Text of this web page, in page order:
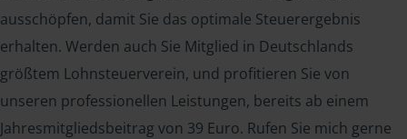
ausschöpfen, damit Sie das optimale Steuerergebnis
erhalten. Werden auch Sie Mitglied in Deutschlands
größtem Lohnsteuerverein, und profitieren Sie von
unseren professionellen Leistungen, bereits ab einem
Jahresmitgliedsbeitrag von 39 Euro. Rufen Sie mich gerne